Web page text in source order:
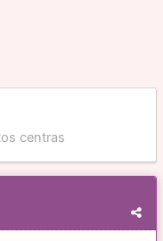
centras